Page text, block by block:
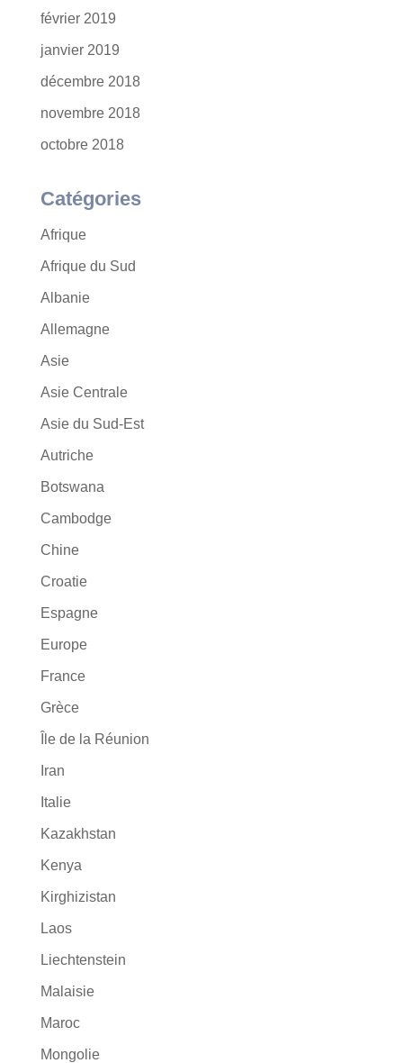
février 2019
janvier 2019
décembre 2018
novembre 2018
octobre 2018
Catégories
Afrique
Afrique du Sud
Albanie
Allemagne
Asie
Asie Centrale
Asie du Sud-Est
Autriche
Botswana
Cambodge
Chine
Croatie
Espagne
Europe
France
Grèce
Île de la Réunion
Iran
Italie
Kazakhstan
Kenya
Kirghizistan
Laos
Liechtenstein
Malaisie
Maroc
Mongolie